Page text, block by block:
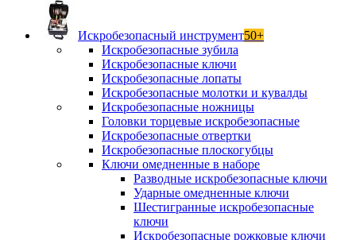
Искробезопасный инструмент50+
Искробезопасные зубила
Искробезопасные ключи
Искробезопасные лопаты
Искробезопасные молотки и кувалды
Искробезопасные ножницы
Головки торцевые искробезопасные
Искробезопасные отвертки
Искробезопасные плоскогубцы
Ключи омедненные в наборе
Разводные искробезопасные ключи
Ударные омедненные ключи
Шестигранные искробезопасные
ключи
Искробезопасные рожковые ключи